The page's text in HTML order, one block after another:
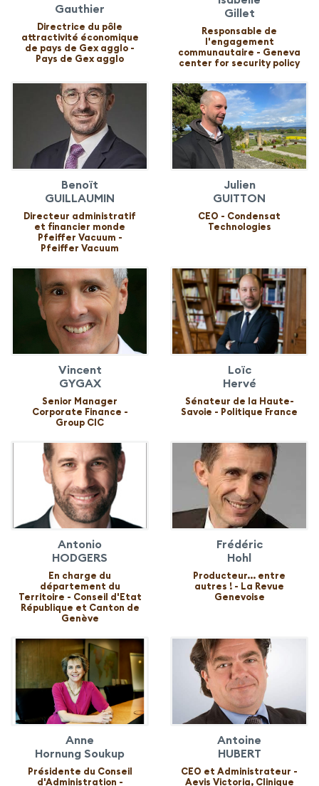
Gauthier
Directrice du pôle
attractivité économique
de pays de Gex agglo -
Pays de Gex agglo
Gillet
Responsable de
l'engagement
communautaire - Geneva
center for security policy
Benoït
GUILLAUMIN
Directeur administratif
et financier monde
Pfeiffer Vacuum -
Pfeiffer Vacuum
Julien
GUITTON
CEO - Condensat
Technologies
Vincent
GYGAX
Senior Manager
Corporate Finance -
Group CIC
Loïc
Hervé
Sénateur de la Haute-
Savoie - Politique France
Antonio
HODGERS
En charge du
département du
Territoire - Conseil d'Etat
République et Canton de
Genève
Frédéric
Hohl
Producteur... entre
autres ! - La Revue
Genevoise
Anne
Hornung Soukup
Présidente du Conseil
d'Administration -
Antoine
HUBERT
CEO et Administrateur -
Aevis Victoria, Clinique